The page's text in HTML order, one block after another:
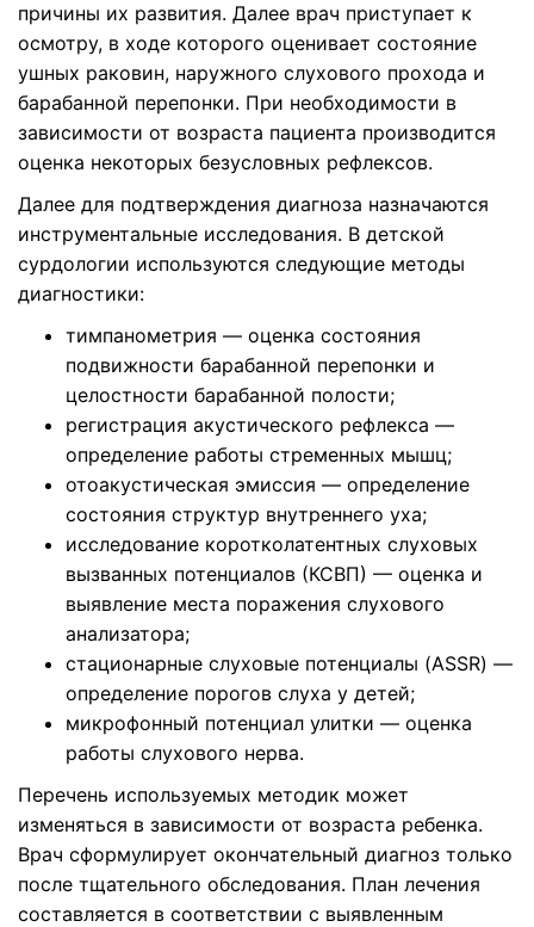
причины их развития. Далее врач приступает к
осмотру, в ходе которого оценивает состояние
ушных раковин, наружного слухового прохода и
барабанной перепонки. При необходимости в
зависимости от возраста пациента производится
оценка некоторых безусловных рефлексов.
Далее для подтверждения диагноза назначаются
инструментальные исследования. В детской
сурдологии используются следующие методы
диагностики:
тимпанометрия — оценка состояния
подвижности барабанной перепонки и
целостности барабанной полости;
регистрация акустического рефлекса —
определение работы стременных мышц;
отоакустическая эмиссия — определение
состояния структур внутреннего уха;
исследование коротколатентных слуховых
вызванных потенциалов (КСВП) — оценка и
выявление места поражения слухового
анализатора;
стационарные слуховые потенциалы (ASSR) —
определение порогов слуха у детей;
микрофонный потенциал улитки — оценка
работы слухового нерва.
Перечень используемых методик может
изменяться в зависимости от возраста ребенка.
Врач сформулирует окончательный диагноз только
после тщательного обследования. План лечения
составляется в соответствии с выявленным